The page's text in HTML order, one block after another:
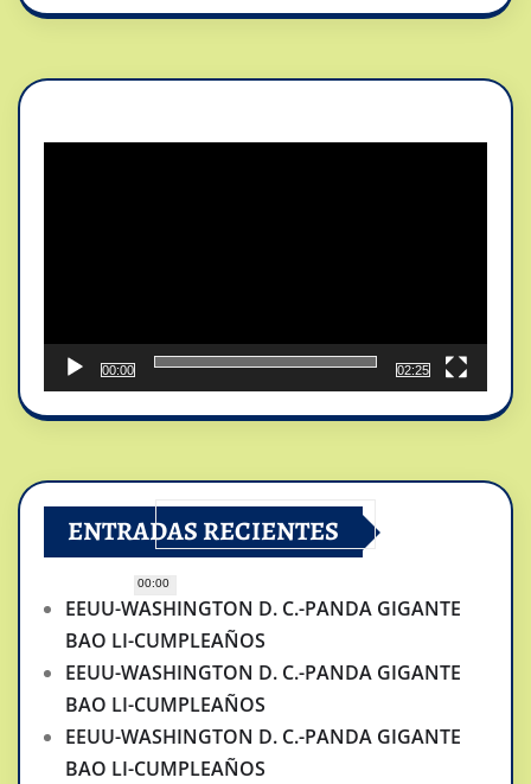
00:00
00:00
02:25
ENTRADAS RECIENTES
EEUU-WASHINGTON D. C.-PANDA GIGANTE
BAO LI-CUMPLEAÑOS
EEUU-WASHINGTON D. C.-PANDA GIGANTE
BAO LI-CUMPLEAÑOS
EEUU-WASHINGTON D. C.-PANDA GIGANTE
BAO LI-CUMPLEAÑOS